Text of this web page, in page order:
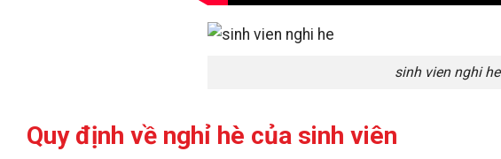
sinh vien nghi he
Quy định về nghỉ hè của sinh viên